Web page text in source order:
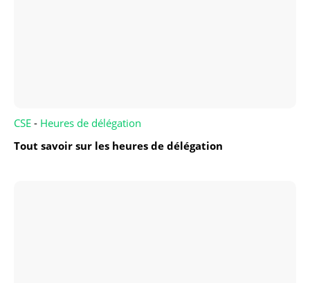
CSE - Heures de délégation
Tout savoir sur les heures de délégation